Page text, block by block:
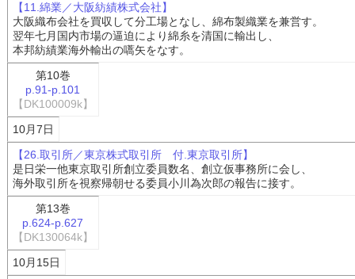
【11.綿業／大阪紡績株式会社】
大阪織布会社を買収して分工場となし、綿布製織業を兼営す。
翌年七月国内市場の逼迫により綿糸を清国に輸出し、
本邦紡績業海外輸出の嚆矢をなす。
第10巻
p.91-p.101
【DK100009k】
10月7日
【26.取引所／東京株式取引所 付.東京取引所】
是日栄一他東京取引所創立委員数名、創立仮事務所に会し、
海外取引所を視察帰朝せる委員小川為次郎の報告に接す。
第13巻
p.624-p.627
【DK130064k】
10月15日